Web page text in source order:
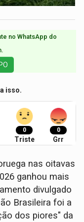
no WhatsApp do
isso.
0
Triste
0
Grr
nas oitavas
ganhou mais
divulgado
Brasileira foi a
dos piores" da